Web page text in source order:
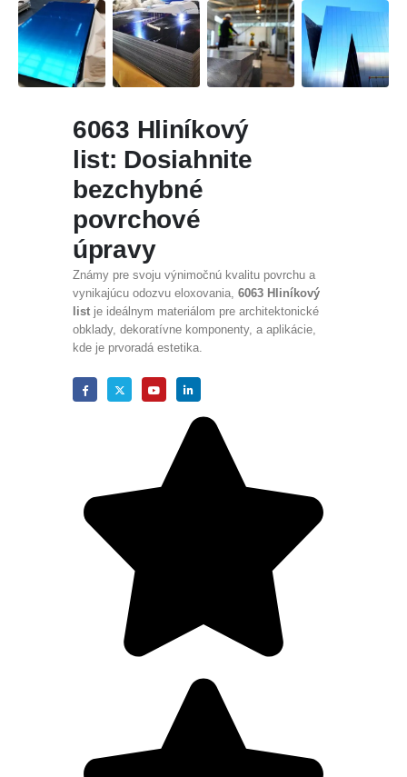
6063 Hliníkový
list: Dosiahnite
bezchybné
povrchové
úpravy
Známy pre svoju výnimočnú kvalitu povrchu a
vynikajúcu odozvu eloxovania, 6063 Hliníkový
list je ideálnym materiálom pre architektonické
obklady, dekoratívne komponenty, a aplikácie,
kde je prvoradá estetika.